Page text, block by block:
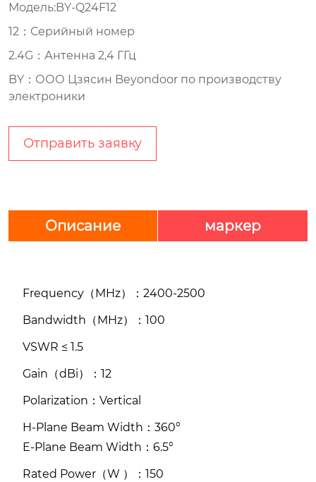
Модель:BY-Q24F12
12：Серийный номер
2.4G：Антенна 2,4 ГГц
BY：ООО Цзясин Beyondoor по производству
электроники
Отправить заявку
Описание маркер
Frequency（MHz）：2400-2500
Bandwidth（MHz）：100
VSWR ≤ 1.5
Gain（dBi）：12
Polarization：Vertical
H-Plane Beam Width：360°
E-Plane Beam Width：6.5°
Rated Power（W ）：150